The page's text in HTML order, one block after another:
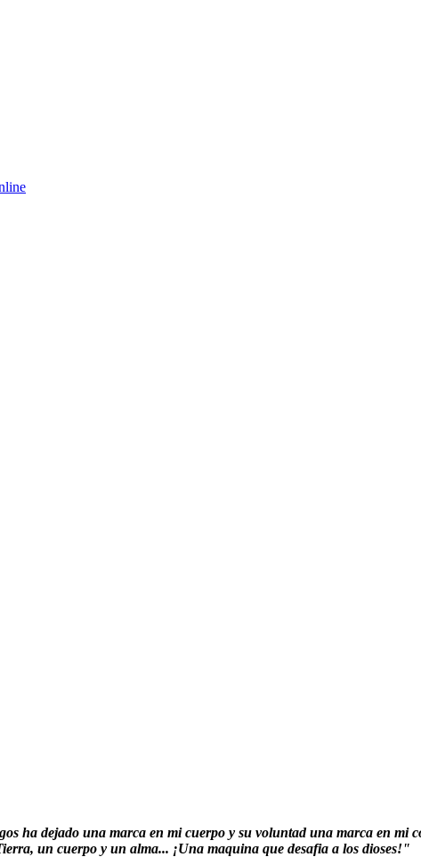
ha dejado una marca en mi cuerpo y su voluntad una marca en mi
un cuerpo y un alma... ¡Una maquina que desafia a los dioses!"